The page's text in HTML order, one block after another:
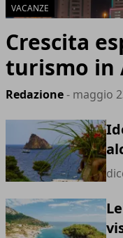
VACANZE
Crescita
turismo in
Redazione- maggio